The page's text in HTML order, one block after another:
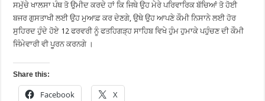
ਸਮੁੱਚੇ ਖਾਲਸਾ ਪੰਥ ਤੋ ਉਮੀਦ ਕਰਦੇ ਹਾਂ ਕਿ ਜਿਥੇ ਉਹ ਮੇਰੇ ਪਰਿਵਾਰਿਕ ਬੱਚਿਆਂ ਤੋ ਹੋਈ
ਬਜਰ ਗੁਸਤਾਖੀ ਲਈ ਉਹ ਮੁਆਫ਼ ਕਰ ਦੇਣਗੇ, ਉਥੇ ਉਹ ਆਪਣੇ ਕੌਮੀ ਨਿਸਾਨੇ ਲਈ ਹੋਰ
ਸੁਹਿਰਦ ਹੁੰਦੇ ਹੋਏ 12 ਫਰਵਰੀ ਨੂੰ ਫਤਹਿਗੜ੍ਹ ਸਾਹਿਬ ਵਿਖੇ ਹੁੰਮ ਹੁਮਾਕੇ ਪਹੁੰਚਣ ਦੀ ਕੌਮੀ
ਜਿੰਮੇਵਾਰੀ ਵੀ ਪੂਰਨ ਕਰਨਗੇ ।
Share this:
Facebook X